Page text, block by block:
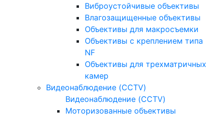
Виброустойчивые объективы
Влагозащищенные объективы
Объективы для макросъемки
Объективы с креплением типа
NF
Объективы для трехматричных
камер
Видеонаблюдение (CCTV)
Видеонаблюдение (CCTV)
Моторизованные объективы